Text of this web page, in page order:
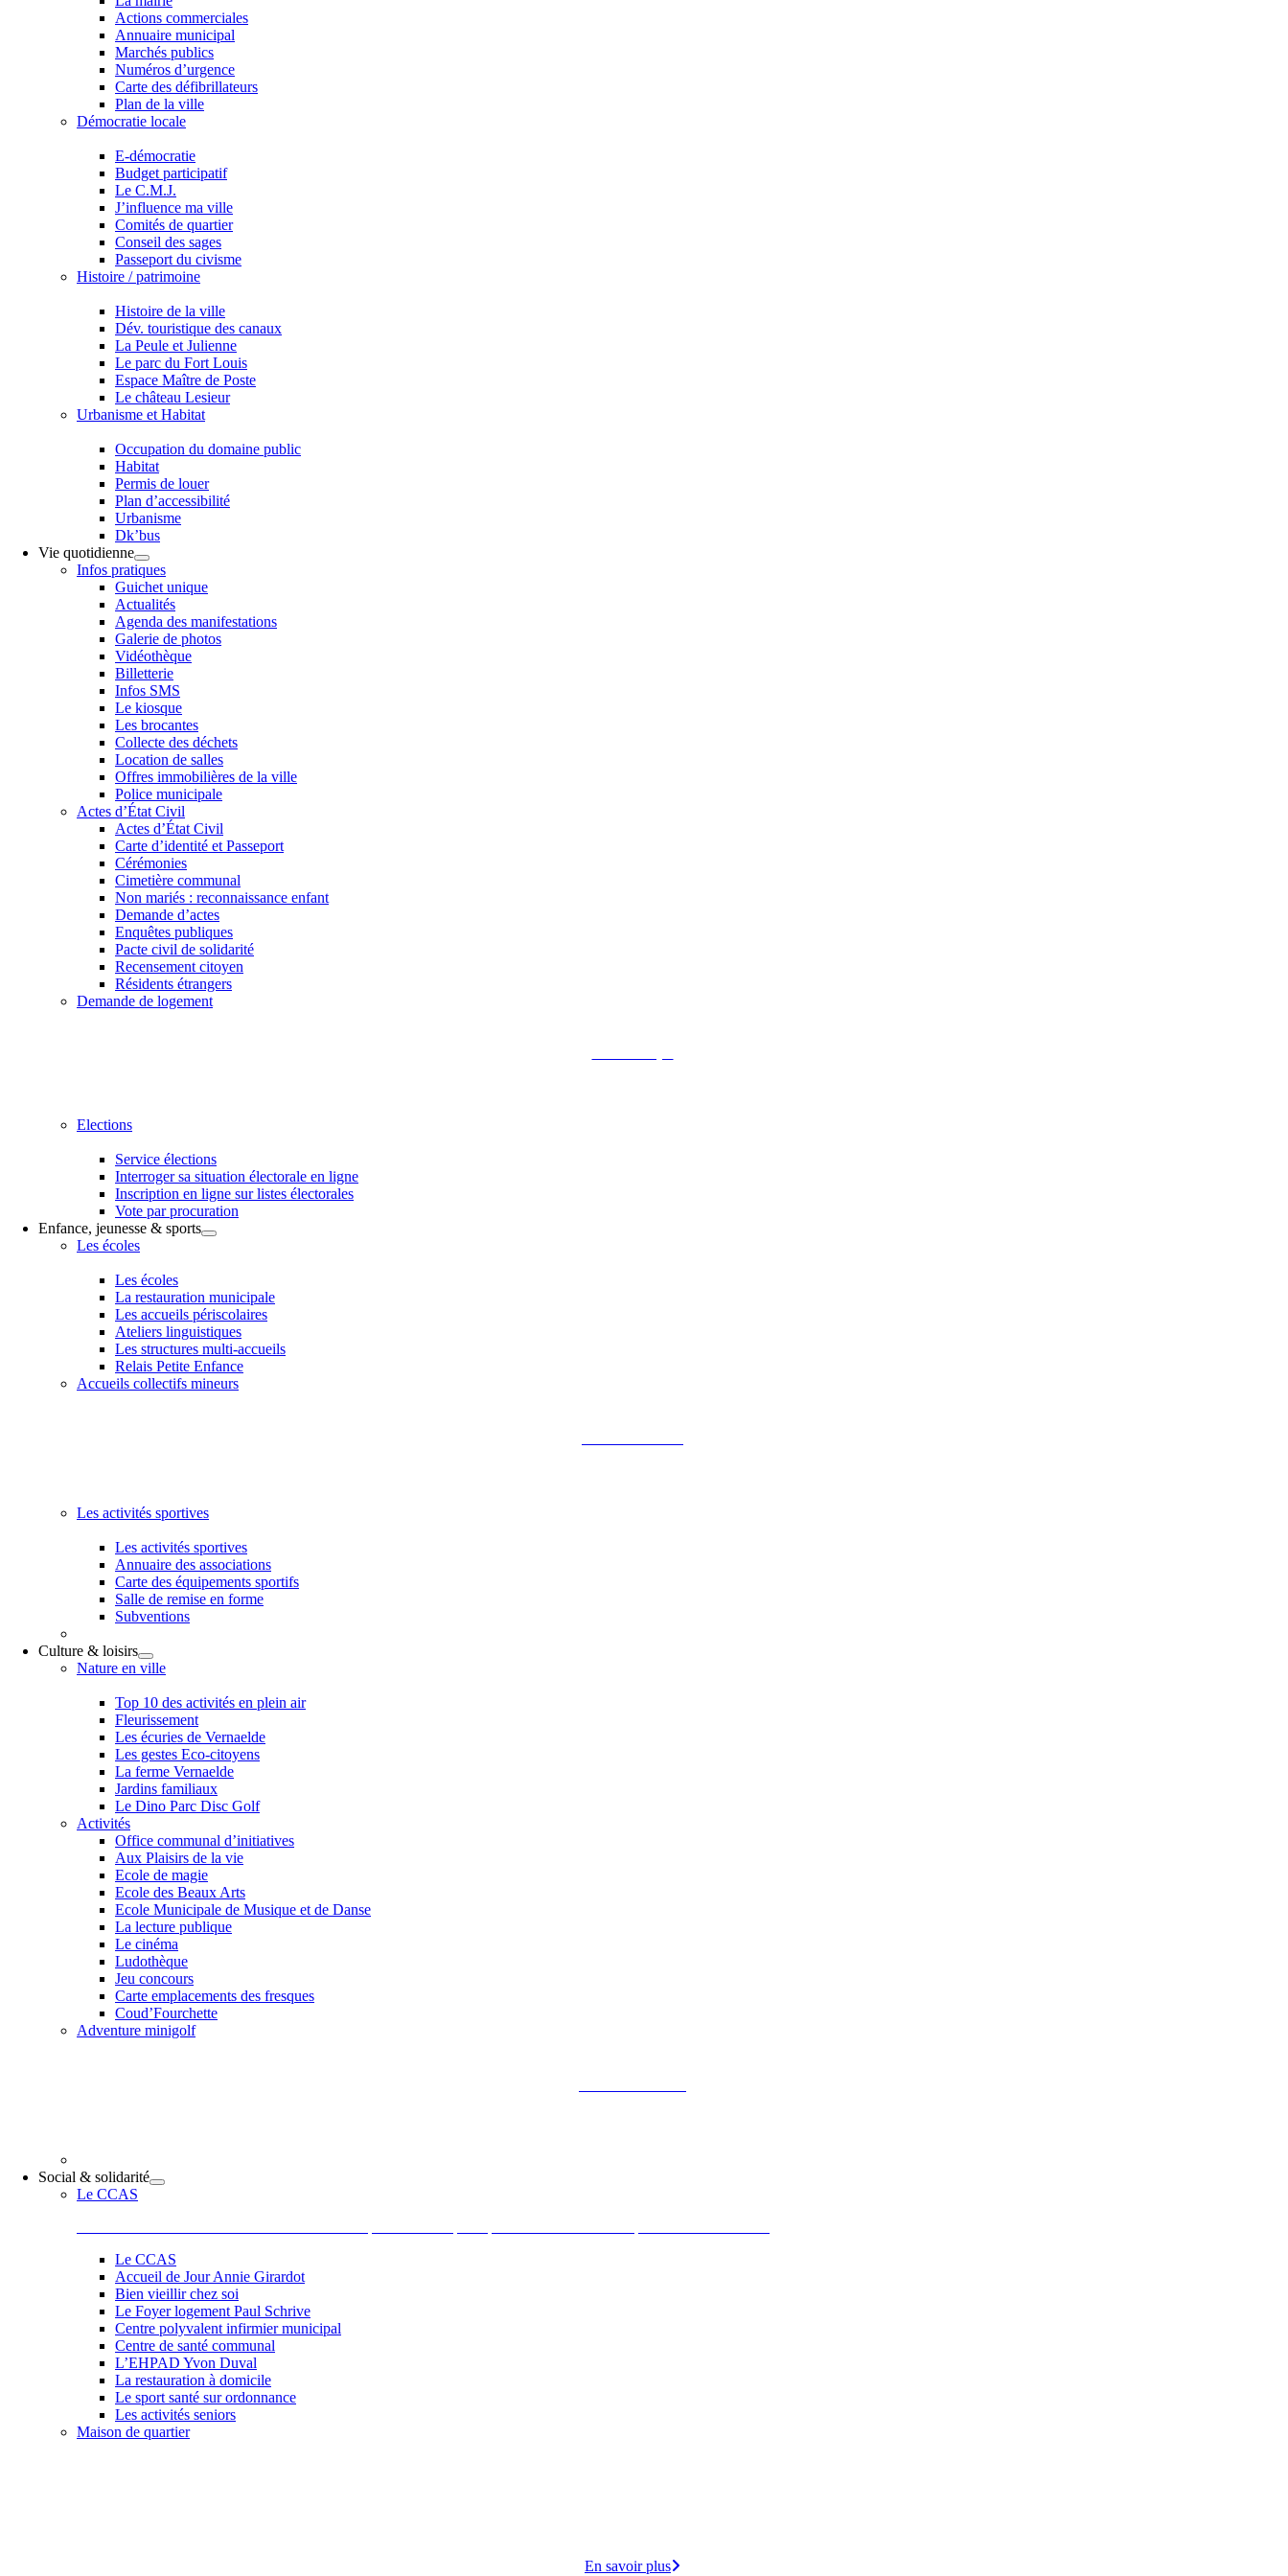
Actions commerciales
Annuaire municipal
Marchés publics
Numéros d’urgence
Carte des défibrillateurs
Plan de la ville
Démocratie locale
E-démocratie
Budget participatif
Le C.M.J.
J’influence ma ville
Comités de quartier
Conseil des sages
Passeport du civisme
Histoire / patrimoine
Histoire de la ville
Dév. touristique des canaux
La Peule et Julienne
Le parc du Fort Louis
Espace Maître de Poste
Le château Lesieur
Urbanisme et Habitat
Occupation du domaine public
Habitat
Permis de louer
Plan d’accessibilité
Urbanisme
Dk’bus
Vie quotidienne
Infos pratiques
Guichet unique
Actualités
Agenda des manifestations
Galerie de photos
Vidéothèque
Billetterie
Infos SMS
Le kiosque
Les brocantes
Collecte des déchets
Location de salles
Offres immobilières de la ville
Police municipale
Actes d’État Civil
Actes d’État Civil
Carte d’identité et Passeport
Cérémonies
Cimetière communal
Non mariés : reconnaissance enfant
Demande d’actes
Enquêtes publiques
Pacte civil de solidarité
Recensement citoyen
Résidents étrangers
Demande de logement
Elections
Service élections
Interroger sa situation électorale en ligne
Inscription en ligne sur listes électorales
Vote par procuration
Enfance, jeunesse & sports
Les écoles
Les écoles
La restauration municipale
Les accueils périscolaires
Ateliers linguistiques
Les structures multi-accueils
Relais Petite Enfance
Accueils collectifs mineurs
Les activités sportives
Les activités sportives
Annuaire des associations
Carte des équipements sportifs
Salle de remise en forme
Subventions
Culture & loisirs
Nature en ville
Top 10 des activités en plein air
Fleurissement
Les écuries de Vernaelde
Les gestes Eco-citoyens
La ferme Vernaelde
Jardins familiaux
Le Dino Parc Disc Golf
Activités
Office communal d’initiatives
Aux Plaisirs de la vie
Ecole de magie
Ecole des Beaux Arts
Ecole Municipale de Musique et de Danse
La lecture publique
Le cinéma
Ludothèque
Jeu concours
Carte emplacements des fresques
Coud’Fourchette
Adventure minigolf
Social & solidarité
Le CCAS
Le CCAS
Accueil de Jour Annie Girardot
Bien vieillir chez soi
Le Foyer logement Paul Schrive
Centre polyvalent infirmier municipal
Centre de santé communal
L’EHPAD Yvon Duval
La restauration à domicile
Le sport santé sur ordonnance
Les activités seniors
Maison de quartier
En savoir plus